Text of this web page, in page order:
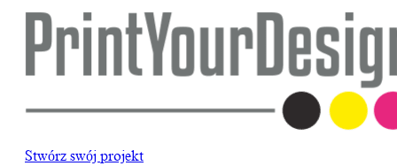
Stwórz swój projekt